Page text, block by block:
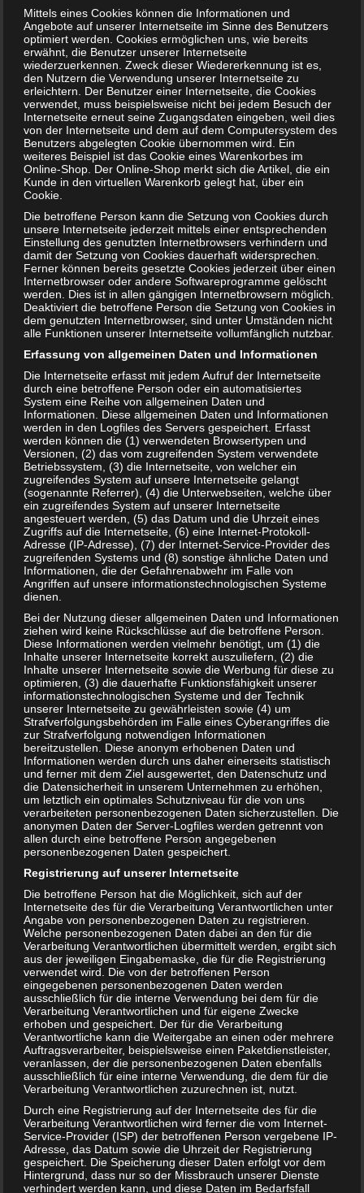
Mortadella in der Schwangerschaft – Ist das
erlaubt?
16. JANUAR 2019
Salami, Mett, Hackepeter, Teewurst und Konsorten sind in
der Schwangerschaft nicht erlaubt. Aus gutem Grund: Sie
können Erreger enthalten, die zu Infektionen bei Kind
und…
Schultütenfüllung – Was sollte hinein?
16. JANUAR 2019
Endlich steht der erste Schultag vor der Tür. Um diesen
ganz besonderen Tag zu würdigen, ist es seit jeher Brauch,
dem Kind am ersten Schultag…
WEITERLESEN...
Rollmops in der Schwangerschaft essen?
15. JANUAR 2019
„Mmmhh, jetzt einen leckeren Rollmops!“, denken sich
viele Schwangere, ehe sie sich besinnen und sich selbst
fragen, ob man Rollmops in der Schwangerschaft
überhaupt essen…
WEITERLESEN...
Elterngeld online beantragen
15. JANUAR 2019
Endlich ist es soweit: Nachdem unter der
Bundesfamilienminsterin das Bundesministerium für
Familie, Senioren, Frauen und Jugend den Start des
‚ElterngeldDigital‘ Mitte Oktober 2018 offiziell verkündete,…
WEITERLESEN...
Datenschutzerklärung |Datenauszug|Datenschutzeinstellungen
Löschanfrage|Fotonachweise| Impressum
Mittels eines Cookies können die Informationen und
Angebote auf unserer Internetseite im Sinne des Benutzers
optimiert werden. Cookies ermöglichen uns, wie bereits
erwähnt, die Benutzer unserer Internetseite
wiederzuerkennen. Zweck dieser Wiedererkennung ist es,
den Nutzern die Verwendung unserer Internetseite zu
erleichtern. Der Benutzer einer Internetseite, die Cookies
verwendet, muss beispielsweise nicht bei jedem Besuch der
Internetseite erneut seine Zugangsdaten eingeben, weil dies
von der Internetseite und dem auf dem Computersystem des
Benutzers abgelegten Cookie übernommen wird. Ein
weiteres Beispiel ist das Cookie eines Warenkorbes im
Online-Shop. Der Online-Shop merkt sich die Artikel, die ein
Kunde in den virtuellen Warenkorb gelegt hat, über ein
Cookie.
Die betroffene Person kann die Setzung von Cookies durch
unsere Internetseite jederzeit mittels einer entsprechenden
Einstellung des genutzten Internetbrowsers verhindern und
damit der Setzung von Cookies dauerhaft widersprechen.
Ferner können bereits gesetzte Cookies jederzeit über einen
Internetbrowser oder andere Softwareprogramme gelöscht
werden. Dies ist in allen gängigen Internetbrowsern möglich.
Deaktiviert die betroffene Person die Setzung von Cookies in
dem genutzten Internetbrowser, sind unter Umständen nicht
alle Funktionen unserer Internetseite vollumfänglich nutzbar.
Erfassung von allgemeinen Daten und Informationen
Die Internetseite erfasst mit jedem Aufruf der Internetseite
durch eine betroffene Person oder ein automatisiertes
System eine Reihe von allgemeinen Daten und
Informationen. Diese allgemeinen Daten und Informationen
werden in den Logfiles des Servers gespeichert. Erfasst
werden können die (1) verwendeten Browsertypen und
Versionen, (2) das vom zugreifenden System verwendete
Betriebssystem, (3) die Internetseite, von welcher ein
zugreifendes System auf unsere Internetseite gelangt
(sogenannte Referrer), (4) die Unterwebseiten, welche über
ein zugreifendes System auf unserer Internetseite
angesteuert werden, (5) das Datum und die Uhrzeit eines
Zugriffs auf die Internetseite, (6) eine Internet-Protokoll-
Adresse (IP-Adresse), (7) der Internet-Service-Provider des
zugreifenden Systems und (8) sonstige ähnliche Daten und
Informationen, die der Gefahrenabwehr im Falle von
Angriffen auf unsere informationstechnologischen Systeme
dienen.
Bei der Nutzung dieser allgemeinen Daten und Informationen
ziehen wird keine Rückschlüsse auf die betroffene Person.
Diese Informationen werden vielmehr benötigt, um (1) die
Inhalte unserer Internetseite korrekt auszuliefern, (2) die
Inhalte unserer Internetseite sowie die Werbung für diese zu
optimieren, (3) die dauerhafte Funktionsfähigkeit unserer
informationstechnologischen Systeme und der Technik
unserer Internetseite zu gewährleisten sowie (4) um
Strafverfolgungsbehörden im Falle eines Cyberangriffes die
zur Strafverfolgung notwendigen Informationen
bereitzustellen. Diese anonym erhobenen Daten und
Informationen werden durch uns daher einerseits statistisch
und ferner mit dem Ziel ausgewertet, den Datenschutz und
die Datensicherheit in unserem Unternehmen zu erhöhen,
um letztlich ein optimales Schutzniveau für die von uns
verarbeiteten personenbezogenen Daten sicherzustellen. Die
anonymen Daten der Server-Logfiles werden getrennt von
allen durch eine betroffene Person angegebenen
personenbezogenen Daten gespeichert.
Registrierung auf unserer Internetseite
Die betroffene Person hat die Möglichkeit, sich auf der
Internetseite des für die Verarbeitung Verantwortlichen unter
Angabe von personenbezogenen Daten zu registrieren.
Welche personenbezogenen Daten dabei an den für die
Verarbeitung Verantwortlichen übermittelt werden, ergibt sich
aus der jeweiligen Eingabemaske, die für die Registrierung
verwendet wird. Die von der betroffenen Person
eingegebenen personenbezogenen Daten werden
ausschließlich für die interne Verwendung bei dem für die
Verarbeitung Verantwortlichen und für eigene Zwecke
erhoben und gespeichert. Der für die Verarbeitung
Verantwortliche kann die Weitergabe an einen oder mehrere
Auftragsverarbeiter, beispielsweise einen Paketdienstleister,
veranlassen, der die personenbezogenen Daten ebenfalls
ausschließlich für eine interne Verwendung, die dem für die
Verarbeitung Verantwortlichen zuzurechnen ist, nutzt.
Durch eine Registrierung auf der Internetseite des für die
Verarbeitung Verantwortlichen wird ferner die vom Internet-
Service-Provider (ISP) der betroffenen Person vergebene IP-
Adresse, das Datum sowie die Uhrzeit der Registrierung
gespeichert. Die Speicherung dieser Daten erfolgt vor dem
Hintergrund, dass nur so der Missbrauch unserer Dienste
verhindert werden kann, und diese Daten im Bedarfsfall